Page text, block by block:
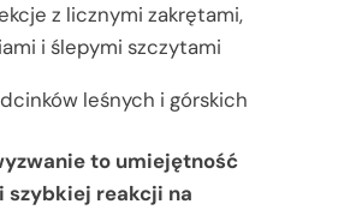
z licznymi zakrętami,
i ślepymi szczytami
leśnych i górskich
to umiejętność
szybkiej reakcji na